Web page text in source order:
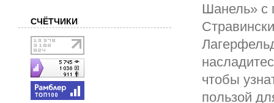
Шанель» с
чтобы
пользой
СЧЁТЧИКИ